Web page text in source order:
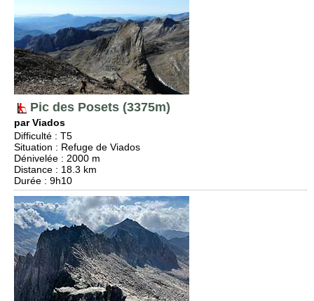
Pic des Posets (3375m)
par Viados
Difficulté : T5
Situation : Refuge de Viados
Dénivelée : 2000 m
Distance : 18.3 km
Durée : 9h10